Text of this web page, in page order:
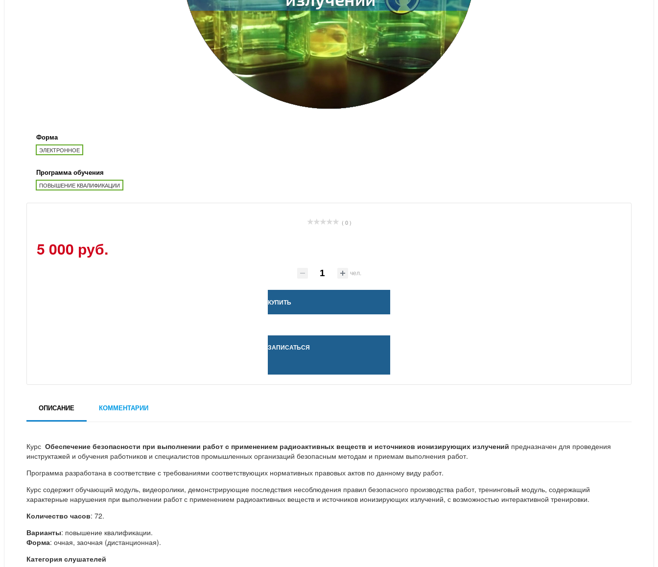
Форма
ЭЛЕКТРОННОЕ
Программа обучения
ПОВЫШЕНИЕ КВАЛИФИКАЦИИ
( 0 )
5 000 руб.
чел.
КУПИТЬ
ЗАПИСАТЬСЯ
ОПИСАНИЕ КОММЕНТАРИИ
Курс Обеспечение безопасности при выполнении работ с применением радиоактивных веществ и источников ионизирующих излучений предназначен для проведения
инструктажей и обучения работников и специалистов промышленных организаций безопасным методам и приемам выполнения работ.
Программа разработана в соответствие с требованиями соответствующих нормативных правовых актов по данному виду работ.
Курс содержит обучающий модуль, видеоролики, демонстрирующие последствия несоблюдения правил безопасного производства работ, тренинговый модуль, содержащий
характерные нарушения при выполнении работ с применением радиоактивных веществ и источников ионизирующих излучений, с возможностью интерактивной тренировки.
Количество часов: 72.
Варианты: повышение квалификации.
Форма: очная, заочная (дистанционная).
Категория слушателей